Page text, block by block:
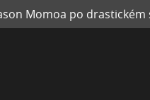
Momoa po